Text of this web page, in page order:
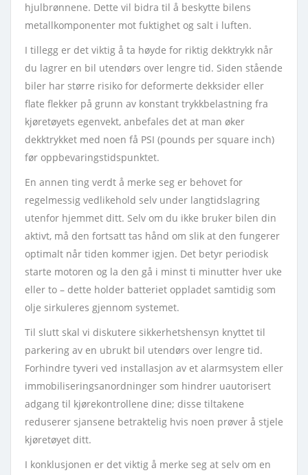
hjulbrønnene. Dette vil bidra til å beskytte bilens
metallkomponenter mot fuktighet og salt i luften.
I tillegg er det viktig å ta høyde for riktig dekktrykk når
du lagrer en bil utendørs over lengre tid. Siden stående
biler har større risiko for deformerte dekksider eller
flate flekker på grunn av konstant trykkbelastning fra
kjøretøyets egenvekt, anbefales det at man øker
dekktrykket med noen få PSI (pounds per square inch)
før oppbevaringstidspunktet.
En annen ting verdt å merke seg er behovet for
regelmessig vedlikehold selv under langtidslagring
utenfor hjemmet ditt. Selv om du ikke bruker bilen din
aktivt, må den fortsatt tas hånd om slik at den fungerer
optimalt når tiden kommer igjen. Det betyr periodisk
starte motoren og la den gå i minst ti minutter hver uke
eller to – dette holder batteriet oppladet samtidig som
olje sirkuleres gjennom systemet.
Til slutt skal vi diskutere sikkerhetshensyn knyttet til
parkering av en ubrukt bil utendørs over lengre tid.
Forhindre tyveri ved installasjon av et alarmsystem eller
immobiliseringsanordninger som hindrer uautorisert
adgang til kjørekontrollene dine; disse tiltakene
reduserer sjansene betraktelig hvis noen prøver å stjele
kjøretøyet ditt.
I konklusjonen er det viktig å merke seg at selv om en